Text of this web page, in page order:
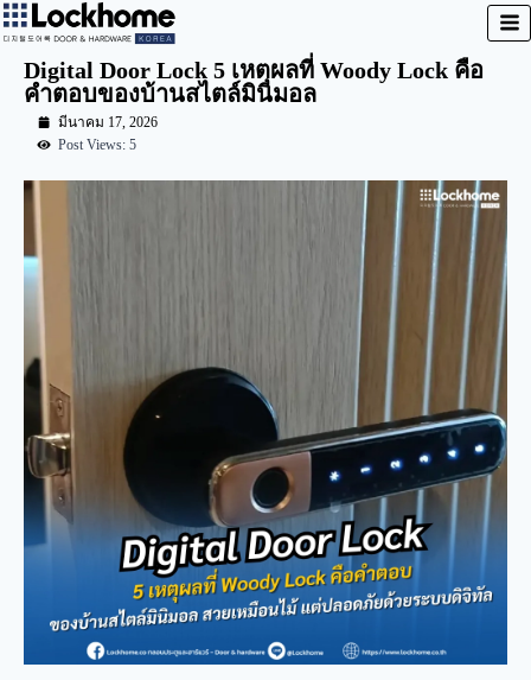
Digital Door Lock 5 เหตุผลที่ Woody Lock คือ
คำตอบของบ้านสไตล์มินิมอล
มีนาคม 17, 2026
Post Views: 5